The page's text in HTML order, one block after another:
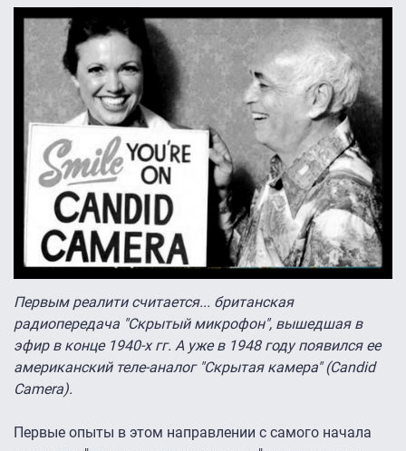
Первым реалити считается... британская
радиопередача "Скрытый микрофон", вышедшая в
эфир в конце 1940-х гг. А уже в 1948 году появился ее
американский теле-аналог "Скрытая камера" (Candid
Camera).
Первые опыты в этом направлении с самого начала